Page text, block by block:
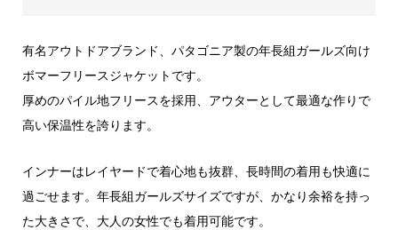
有名アウトドアブランド、パタゴニア製の年長組ガールズ向け
ボマーフリースジャケットです。
厚めのパイル地フリースを採用、アウターとして最適な作りで
高い保温性を誇ります。
インナーはレイヤードで着心地も抜群、長時間の着用も快適に
過ごせます。年長組ガールズサイズですが、かなり余裕を持っ
た大きさで、大人の女性でも着用可能です。